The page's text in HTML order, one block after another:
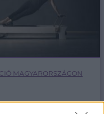
MAGYARORSZÁGON